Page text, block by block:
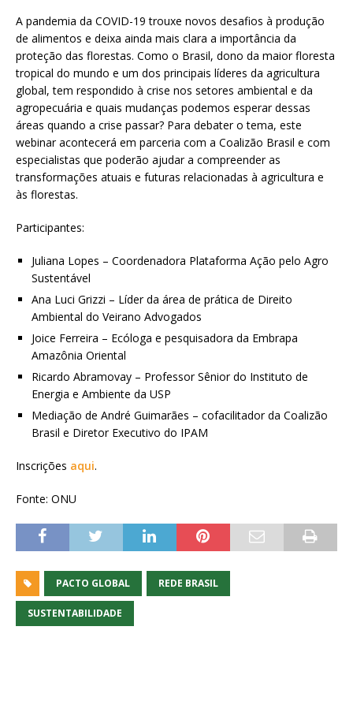
A pandemia da COVID-19 trouxe novos desafios à produção
de alimentos e deixa ainda mais clara a importância da
proteção das florestas. Como o Brasil, dono da maior floresta
tropical do mundo e um dos principais líderes da agricultura
global, tem respondido à crise nos setores ambiental e da
agropecuária e quais mudanças podemos esperar dessas
áreas quando a crise passar? Para debater o tema, este
webinar acontecerá em parceria com a Coalizão Brasil e com
especialistas que poderão ajudar a compreender as
transformações atuais e futuras relacionadas à agricultura e
às florestas.
Participantes:
Juliana Lopes – Coordenadora Plataforma Ação pelo Agro
Sustentável
Ana Luci Grizzi – Líder da área de prática de Direito
Ambiental do Veirano Advogados
Joice Ferreira – Ecóloga e pesquisadora da Embrapa
Amazônia Oriental
Ricardo Abramovay – Professor Sênior do Instituto de
Energia e Ambiente da USP
Mediação de André Guimarães – cofacilitador da Coalizão
Brasil e Diretor Executivo do IPAM
Inscrições aqui.
Fonte: ONU
PACTO GLOBAL REDE BRASIL
SUSTENTABILIDADE